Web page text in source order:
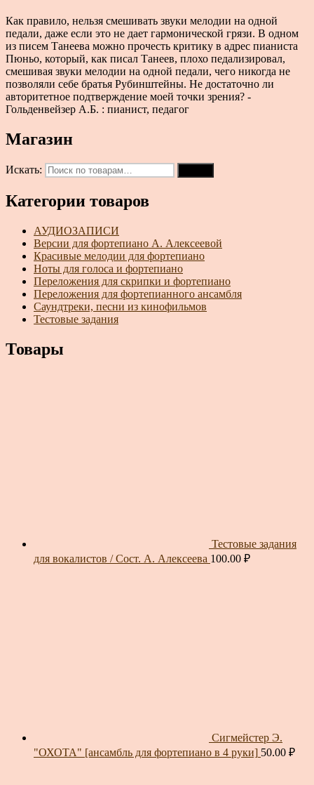
Как правило, нельзя смешивать звуки мелодии на одной
педали, даже если это не дает гармонической грязи. В одном
из писем Танеева можно прочесть критику в адрес пианиста
Пюньо, который, как писал Танеев, плохо педализировал,
смешивая звуки мелодии на одной педали, чего никогда не
позволяли себе братья Рубинштейны. Не достаточно ли
авторитетное подтверждение моей точки зрения? -
Гольденвейзер А.Б. : пианист, педагог
Магазин
Искать:
Категории товаров
АУДИОЗАПИСИ
Версии для фортепиано А. Алексеевой
Красивые мелодии для фортепиано
Ноты для голоса и фортепиано
Переложения для скрипки и фортепиано
Переложения для фортепианного ансамбля
Саундтреки, песни из кинофильмов
Тестовые задания
Товары
Тестовые задания
для вокалистов / Сост. А. Алексеева 100.00 ₽
Сигмейстер Э.
"ОХОТА" [ансамбль для фортепиано в 4 руки] 50.00 ₽